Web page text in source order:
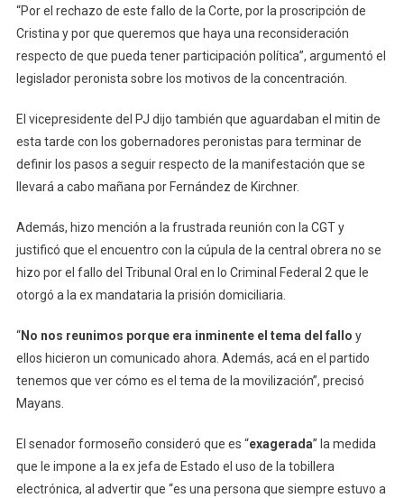
“Por el rechazo de este fallo de la Corte, por la proscripción de
Cristina y por que queremos que haya una reconsideración
respecto de que pueda tener participación política”, argumentó el
legislador peronista sobre los motivos de la concentración.
El vicepresidente del PJ dijo también que aguardaban el mitin de
esta tarde con los gobernadores peronistas para terminar de
definir los pasos a seguir respecto de la manifestación que se
llevará a cabo mañana por Fernández de Kirchner.
Además, hizo mención a la frustrada reunión con la CGT y
justificó que el encuentro con la cúpula de la central obrera no se
hizo por el fallo del Tribunal Oral en lo Criminal Federal 2 que le
otorgó a la ex mandataria la prisión domiciliaria.
“No nos reunimos porque era inminente el tema del fallo y
ellos hicieron un comunicado ahora. Además, acá en el partido
tenemos que ver cómo es el tema de la movilización”, precisó
Mayans.
El senador formoseño consideró que es “exagerada” la medida
que le impone a la ex jefa de Estado el uso de la tobillera
electrónica, al advertir que “es una persona que siempre estuvo a